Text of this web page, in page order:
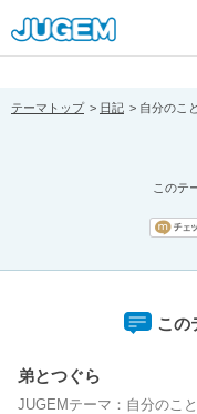
[pear_error:
prefix="" info=""]
テーマトップ 日記 自分のこと
このテ
この
弟とつぐら
JUGEMテーマ：自分のこ